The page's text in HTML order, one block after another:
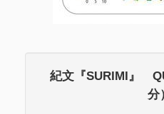
紀文『SURIMI』
分